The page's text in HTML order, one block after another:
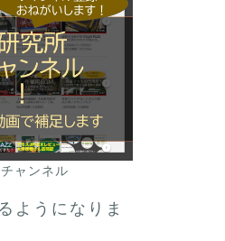
ャンネル
ようになりま